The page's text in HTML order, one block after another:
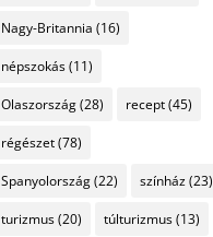
Nagy-Britannia (16)
népszokás(11)
Olaszország(28) recept(45)
régészet(78)
Spanyolország(22) színház(23)
turizmus(20) túlturizmus(13)